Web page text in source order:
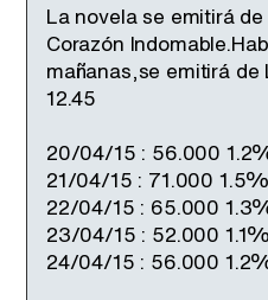
La novela se emitirá
Corazón
mañanas,se emitirá
12.45
20/04/15 : 56.000
21/04/15 : 71.000 1.5%
22/04/15 : 65.000
23/04/15 : 52.000 1.1%
24/04/15 : 56.000